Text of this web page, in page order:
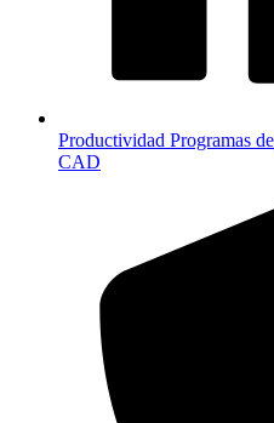
Productividad Programas
CAD